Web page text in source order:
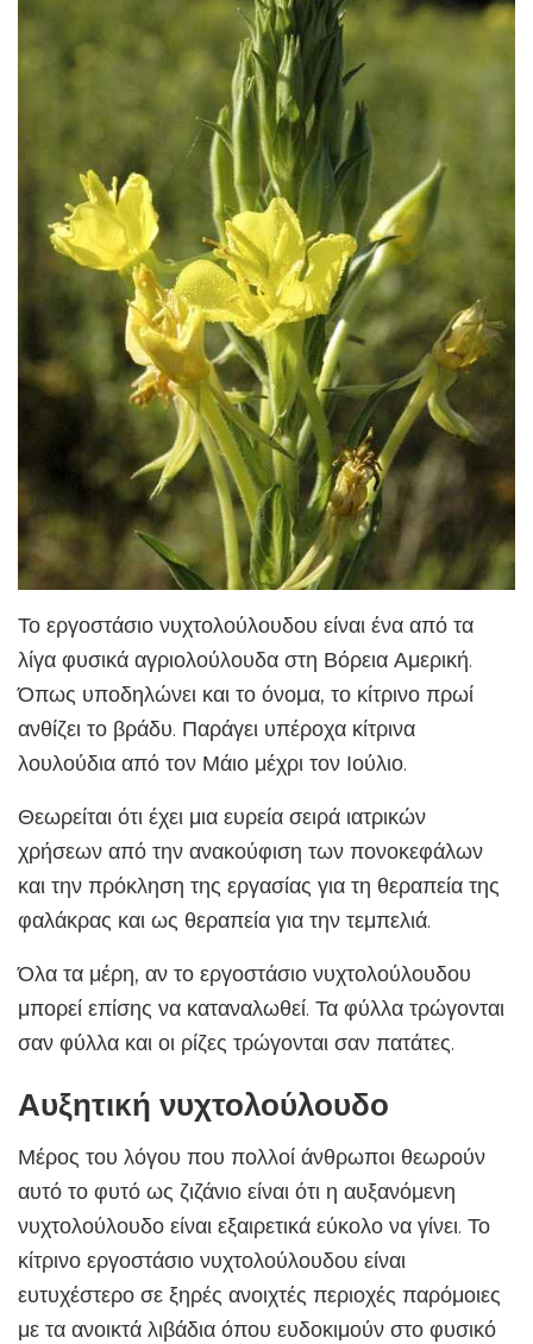
Το εργοστάσιο νυχτολούλουδου είναι ένα από τα
λίγα φυσικά αγριολούλουδα στη Βόρεια Αμερική.
Όπως υποδηλώνει και το όνομα, το κίτρινο πρωί
ανθίζει το βράδυ. Παράγει υπέροχα κίτρινα
λουλούδια από τον Μάιο μέχρι τον Ιούλιο.
Θεωρείται ότι έχει μια ευρεία σειρά ιατρικών
χρήσεων από την ανακούφιση των πονοκεφάλων
και την πρόκληση της εργασίας για τη θεραπεία της
φαλάκρας και ως θεραπεία για την τεμπελιά.
Όλα τα μέρη, αν το εργοστάσιο νυχτολούλουδου
μπορεί επίσης να καταναλωθεί. Τα φύλλα τρώγονται
σαν φύλλα και οι ρίζες τρώγονται σαν πατάτες.
Αυξητική νυχτολούλουδο
Μέρος του λόγου που πολλοί άνθρωποι θεωρούν
αυτό το φυτό ως ζιζάνιο είναι ότι η αυξανόμενη
νυχτολούλουδο είναι εξαιρετικά εύκολο να γίνει. Το
κίτρινο εργοστάσιο νυχτολούλουδου είναι
ευτυχέστερο σε ξηρές ανοιχτές περιοχές παρόμοιες
με τα ανοικτά λιβάδια όπου ευδοκιμούν στο φυσικό